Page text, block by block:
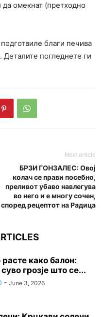
да омекнат (претходно
благи печива
погледнете ги
Next article
БРЗИ ГОНЗАЛЕС: Овој
колач се прави посебно,
преливот убаво навлегува
во него и е многу сочен,
според рецептот на Радица
како балон:
грозје што се...
- June 3, 2026